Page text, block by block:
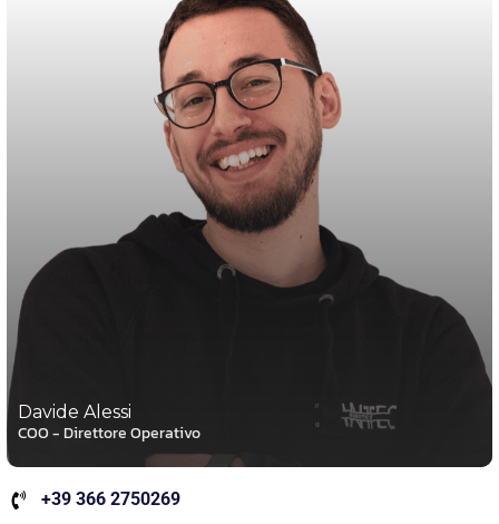
Davide Alessi
COO - Direttore Operativo
+39 366 2750269